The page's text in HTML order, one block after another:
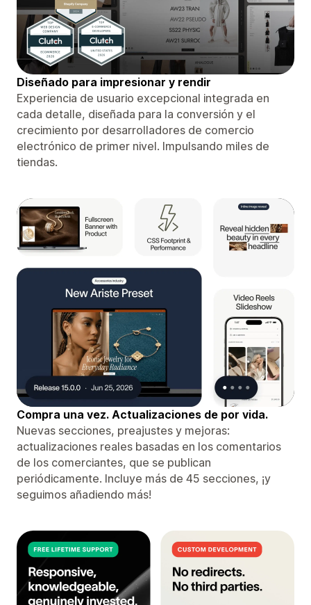
Diseñado para impresionar y rendir
Experiencia de usuario excepcional integrada en
cada detalle, diseñada para la conversión y el
crecimiento por desarrolladores de comercio
electrónico de primer nivel. Impulsando miles de
tiendas.
Compra una vez. Actualizaciones de por vida.
Nuevas secciones, preajustes y mejoras:
actualizaciones reales basadas en los comentarios
de los comerciantes, que se publican
periódicamente. Incluye más de 45 secciones, ¡y
seguimos añadiendo más!